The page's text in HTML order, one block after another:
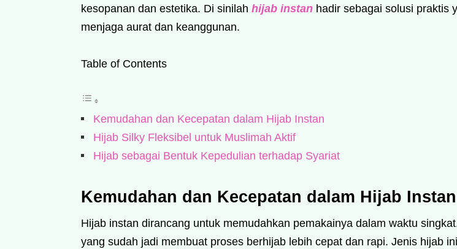
kesopanan dan estetika. Di sinilah hijab instan hadir sebagai solusi praktis
menjaga aurat dan keanggunan.
Table of Contents
Kemudahan dan Kecepatan dalam Hijab Instan
Hijab Silky Fleksibel untuk Muslimah Aktif
Hijab sebagai Bentuk Kepedulian terhadap Syariat
Kemudahan dan Kecepatan dalam Hijab Instan
Hijab instan dirancang untuk memudahkan pemakainya dalam waktu
yang sudah jadi membuat proses berhijab lebih cepat dan rapi. Jenis hijab